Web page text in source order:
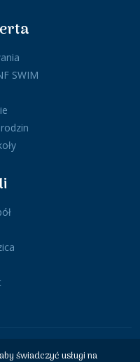
SWIM
pływania, klub
świadczyć usługi na